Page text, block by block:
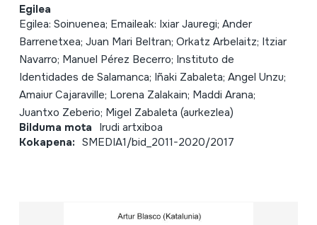
Egilea
Egilea: Soinuenea; Emaileak: Ixiar Jauregi; Ander
Barrenetxea; Juan Mari Beltran; Orkatz Arbelaitz; Itziar
Navarro; Manuel Pérez Becerro; Instituto de
Identidades de Salamanca; Iñaki Zabaleta; Angel Unzu;
Amaiur Cajaraville; Lorena Zalakain; Maddi Arana;
Juantxo Zeberio; Migel Zabaleta (aurkezlea)
Bilduma mota Irudi artxiboa
Kokapena: SMEDIA1/bid_2011-2020/2017